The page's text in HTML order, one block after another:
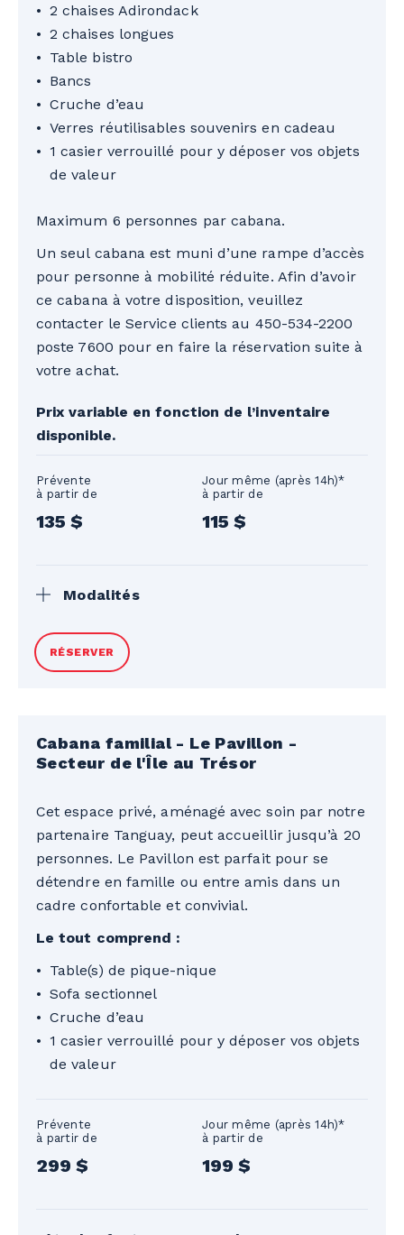
2 chaises Adirondack
2 chaises longues
Table bistro
Bancs
Cruche d’eau
Verres réutilisables souvenirs en cadeau
1 casier verrouillé pour y déposer vos objets
de valeur
Maximum 6 personnes par cabana.
Un seul cabana est muni d’une rampe d’accès
pour personne à mobilité réduite. Afin d’avoir
ce cabana à votre disposition, veuillez
contacter le Service clients au 450-534-2200
poste 7600 pour en faire la réservation suite à
votre achat.
Prix variable en fonction de l’inventaire
disponible.
Prévente
à partir de
135 $
Jour même (après 14h)*
à partir de
115 $
Modalités
*En fonction de l'inventaire disponible.
Les billets journaliers pour le Parc
Tarifs sujets à changement sans préavis.
aucune offre promotionnelle. Seules les
cartes de crédit canadiennes et
américaines sont acceptées.
RÉSERVER
Cabana familial - Le Pavillon -
Secteur de l'Île au Trésor
Cet espace privé, aménagé avec soin par notre
partenaire Tanguay, peut accueillir jusqu’à 20
personnes. Le Pavillon est parfait pour se
détendre en famille ou entre amis dans un
cadre confortable et convivial.
Le tout comprend :
Table(s) de pique-nique
Sofa sectionnel
Cruche d’eau
1 casier verrouillé pour y déposer vos objets
de valeur
Prévente
à partir de
299 $
Jour même (après 14h)*
à partir de
199 $